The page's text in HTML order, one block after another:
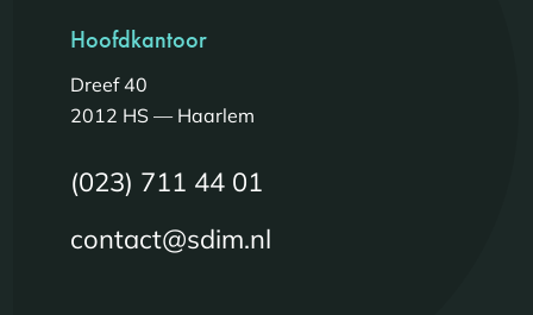
Hoofdkantoor
Dreef 40
2012 HS — Haarlem
(023) 711 44 01
contact@sdim.nl